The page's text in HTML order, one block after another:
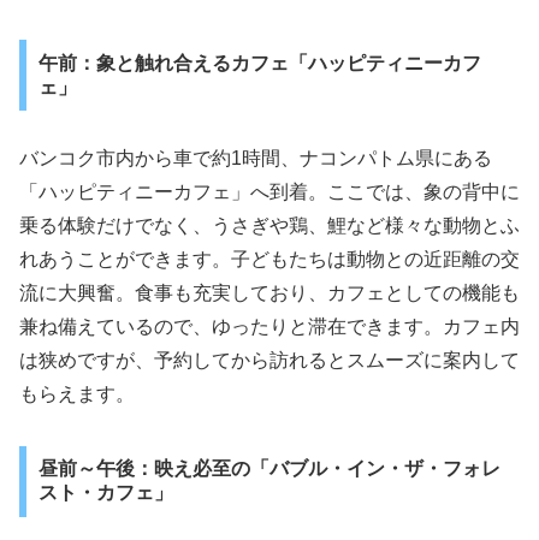
午前：象と触れ合えるカフェ「ハッピティニーカフ
ェ」
バンコク市内から車で約1時間、ナコンパトム県にある
「ハッピティニーカフェ」へ到着。ここでは、象の背中に
乗る体験だけでなく、うさぎや鶏、鯉など様々な動物とふ
れあうことができます。子どもたちは動物との近距離の交
流に大興奮。食事も充実しており、カフェとしての機能も
兼ね備えているので、ゆったりと滞在できます。カフェ内
は狭めですが、予約してから訪れるとスムーズに案内して
もらえます。
昼前～午後：映え必至の「バブル・イン・ザ・フォレ
スト・カフェ」